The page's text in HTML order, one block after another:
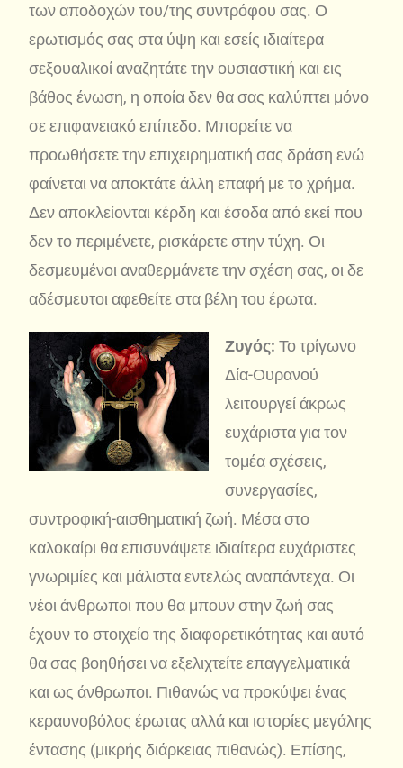
των αποδοχών του/της συντρόφου σας. Ο
ερωτισμός σας στα ύψη και εσείς ιδιαίτερα
σεξουαλικοί αναζητάτε την ουσιαστική και εις
βάθος ένωση, η οποία δεν θα σας καλύπτει μόνο
σε επιφανειακό επίπεδο. Μπορείτε να
προωθήσετε την επιχειρηματική σας δράση ενώ
φαίνεται να αποκτάτε άλλη επαφή με το χρήμα.
Δεν αποκλείονται κέρδη και έσοδα από εκεί που
δεν το περιμένετε, ρισκάρετε στην τύχη. Οι
δεσμευμένοι αναθερμάνετε την σχέση σας, οι δε
αδέσμευτοι αφεθείτε στα βέλη του έρωτα.
Ζυγός: Το τρίγωνο
Δία-Ουρανού
λειτουργεί άκρως
ευχάριστα για τον
τομέα σχέσεις,
συνεργασίες,
συντροφική-αισθηματική ζωή. Μέσα στο
καλοκαίρι θα επισυνάψετε ιδιαίτερα ευχάριστες
γνωριμίες και μάλιστα εντελώς αναπάντεχα. Οι
νέοι άνθρωποι που θα μπουν στην ζωή σας
έχουν το στοιχείο της διαφορετικότητας και αυτό
θα σας βοηθήσει να εξελιχτείτε επαγγελματικά
και ως άνθρωποι. Πιθανώς να προκύψει ένας
κεραυνοβόλος έρωτας αλλά και ιστορίες μεγάλης
έντασης (μικρής διάρκειας πιθανώς). Επίσης,